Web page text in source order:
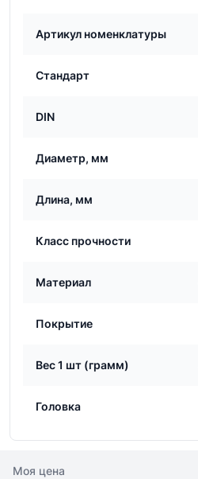
Артикул номенклатуры
Стандарт
DIN
Диаметр, мм
Длина, мм
Класс прочности
Материал
Покрытие
Вес 1 шт (грамм)
Головка
Моя цена